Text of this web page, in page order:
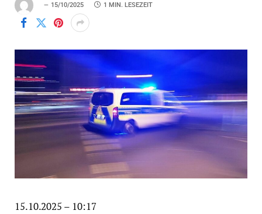
15/10/2025 1 MIN. LESEZEIT
15.10.2025 – 10:17